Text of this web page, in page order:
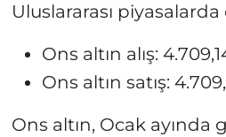
Uluslararası piyasalarda
Ons altın alış:
Ons altın satış:
Ons altın, Ocak ayında